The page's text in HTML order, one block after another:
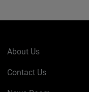
About Us
Contact Us